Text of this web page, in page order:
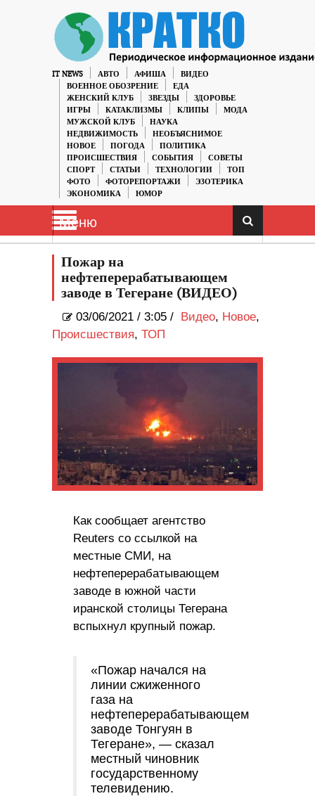
IT NEWS АВТО АФИША
ВИДЕО
ВОЕННОЕ ОБОЗРЕНИЕ
ЕДА
ЖЕНСКИЙ КЛУБ
ЗВЕЗДЫ
ЗДОРОВЬЕ
ИГРЫ
КАТАКЛИЗМЫ КЛИПЫ
МОДА
МУЖСКОЙ КЛУБ
НАУКА
НЕДВИЖИМОСТЬ
НЕОБЪЯСНИМОЕ
НОВОЕ
ПОГОДА
ПОЛИТИКА
ПРОИСШЕСТВИЯ
СОБЫТИЯ
СОВЕТЫ
СПОРТ
СТАТЬИ ТЕХНОЛОГИИ
ТОП
ФОТО
ФОТОРЕПОРТАЖИ
ЭЗОТЕРИКА
ЭКОНОМИКА
ЮМОР
Меню
Пожар на
нефтеперерабатывающем
заводе в Тегеране (ВИДЕО)
03/06/2021 / 3:05 / Видео, Новое,
Происшествия, ТОП
Как сообщает агентство
Reuters со ссылкой на
местные СМИ, на
нефтеперерабатывающем
заводе в южной части
иранской столицы Тегерана
вспыхнул крупный пожар.
«Пожар начался на
линии сжиженного
газа на
нефтеперерабатывающем
заводе Тонгуян в
Тегеране», — сказал
местный чиновник
государственному
телевидению.